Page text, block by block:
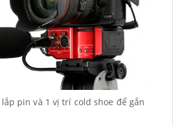
pin và 1 vị trí cold shoe để gắn